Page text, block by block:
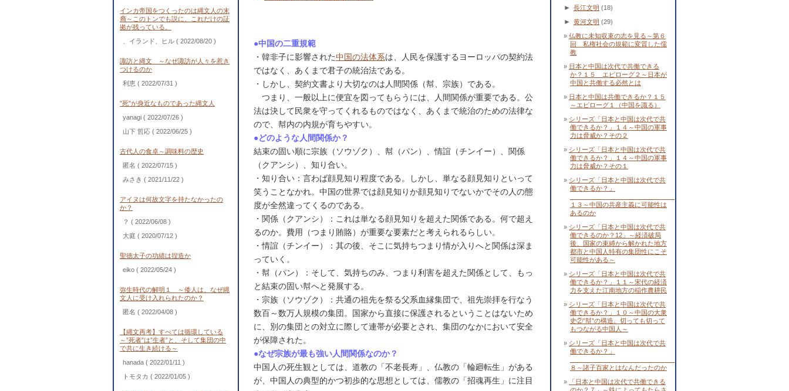
インカ帝国をつくったのは縄文人の末
裔～このトンでも説に、これだけの証
拠が残っている。
、イランド、ヒル ( 2022/08/20 )
諏訪と縄文 ～なぜ諏訪が人々を惹き
つけるのか
利恵 ( 2022/07/31 )
"死"が身近なものであった縄文人
yanagi ( 2022/07/26 )
山下 哲応 ( 2022/06/25 )
古代人の食卓～調味料の歴史
匿名 ( 2022/07/15 )
みさき ( 2021/11/22 )
アイヌは何故文字を持たなかったの
か？
？ ( 2022/06/08 )
大庭 ( 2020/07/12 )
聖徳太子の功績は捏造か
eiko ( 2022/05/24 )
弥生時代の解明１ ～倭人は、なぜ縄
文人に受け入れられたのか？
匿名 ( 2022/04/08 )
【縄文再考】すべては循環している
～”死者”は”生者”と、そして集団の中
で共に生き続ける～
hanada ( 2022/01/11 )
トモタカ ( 2022/01/05 )
●中国の二重規範
・韓非子に影響された中国の法体系は、人民を保護するヨーロッパの契約法
ではなく、あくまで君子の統治法である。
・しかし、契約文書より大切なのは人間関係（幇、宗族）である。
つまり、一般以上に便宜を図ってもらうには、人間関係が重要である。公
法は決して民衆を守ってくれるものではなく、あくまで統治のための法律な
ので、幇内の内規が育ちやすい。
●どのような人間関係か？
結束の固い順に宗族（ソウゾク）、幇（パン）、情誼（チンイー）、関係
（クアンシ）、知り合い。
・知り合い：言わば顔見知り程度である。しかし、単なる顔見知りといって
笑うことなかれ。中国の世界では顔見知りか顔見知りでないかでその人の態
度が全然違ってくるのである。
・関係（クアンシ）：これは単なる顔見知りを超えた関係である。何で超え
るのか。費用（つまり賄賂）が重要な要素だと考えられるらしい。
・情誼（チンイー）：其の後、そこに気持ちつまり情が入りへと関係は深ま
っていく。
・幇（パン）：そして、気持ちのみ、つまり利害を超えた関係として、もっ
と結束の固い幇へと発展する。
・宗族（ソウゾク）：共通の祖先を祭る父系血縁集団で、祖先崇拝を行なう
数百～数万人規模の集団。国家から直接に保護されるということはないため
に、別の集団との対立に際して連帯が必要とされ、集団のなかにおいて安全
が保障された。
●なぜ宗族が最も強い人間関係なのか？
中国人の死生観としては、道教の「不老長寿」、仏教の「輪廻転生」がある
が、中国人の典型的かつ初歩的な思想としては、儒教の「招魂再生」に注目
► 長江文明 (18)
► 黄河文明 (29)
仏教に未知収束の志を見る～第６
回 私権社会の規範に変質した儒
教
日本と中国は次代で共働できる
か？１５ エピローグ２～日本が
中国と共働する必然とは
日本と中国は共働できるか？１５
～エピローグ１（中国を識る）
シリーズ「日本と中国は次代で共
働できるか？」１４～中国の軍事
力は脅威か？その２
シリーズ「日本と中国は次代で共
働できるか？」１４～中国の軍事
力は脅威か？その１
シリーズ「日本と中国は次代で共
働できるか？」
１３～中国の共産主義に可能性は
あるのか
シリーズ「日本と中国は次代で共
働できるのか？12」～経済破局
後、国家の束縛から解かれた地方
都市と中国人特有の集団性にこそ
可能性がある～
シリーズ「日本と中国は次代で共
働できるか？」１１～宋代の経済
力を支えた江南地方の稲作農耕民
シリーズ「日本と中国は次代で共
働できるか？」１０～中国の大衆
史②”幇”の構造。切っても切って
もつながる中国人～
シリーズ「日本と中国は次代で共
働できるか？」
８～諸子百家とはなんだったのか
「日本と中国は次代で共働できる